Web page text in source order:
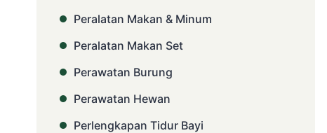
Peralatan Makan & Minum
Peralatan Makan Set
Perawatan Burung
Perawatan Hewan
Perlengkapan Tidur Bayi